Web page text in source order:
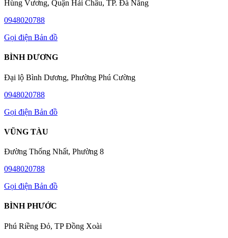
Hùng Vương, Quận Hải Châu, TP. Đà Nẵng
0948020788
Gọi điện Bản đồ
BÌNH DƯƠNG
Đại lộ Bình Dương, Phường Phú Cường
0948020788
Gọi điện Bản đồ
VŨNG TÀU
Đường Thống Nhất, Phường 8
0948020788
Gọi điện Bản đồ
BÌNH PHƯỚC
Phú Riềng Đỏ, TP Đồng Xoài